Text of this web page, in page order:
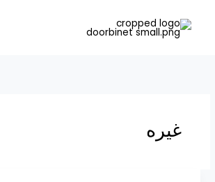
content
غيره